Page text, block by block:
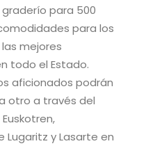
para 500
para los
mejores
todo el Estado.
aficionados podrán
otro a través del
y Lasarte en